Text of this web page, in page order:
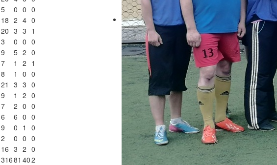
5 0 0 0
18 2 4 0
20 3 3 1
3 0 0 0
9 5 2 0
7 1 2 1
8 1 0 0
21 3 3 0
9 1 2 0
7 2 0 0
6 6 0 0
9 0 1
0
2 0 0 0
16 3 2 0
31681 402